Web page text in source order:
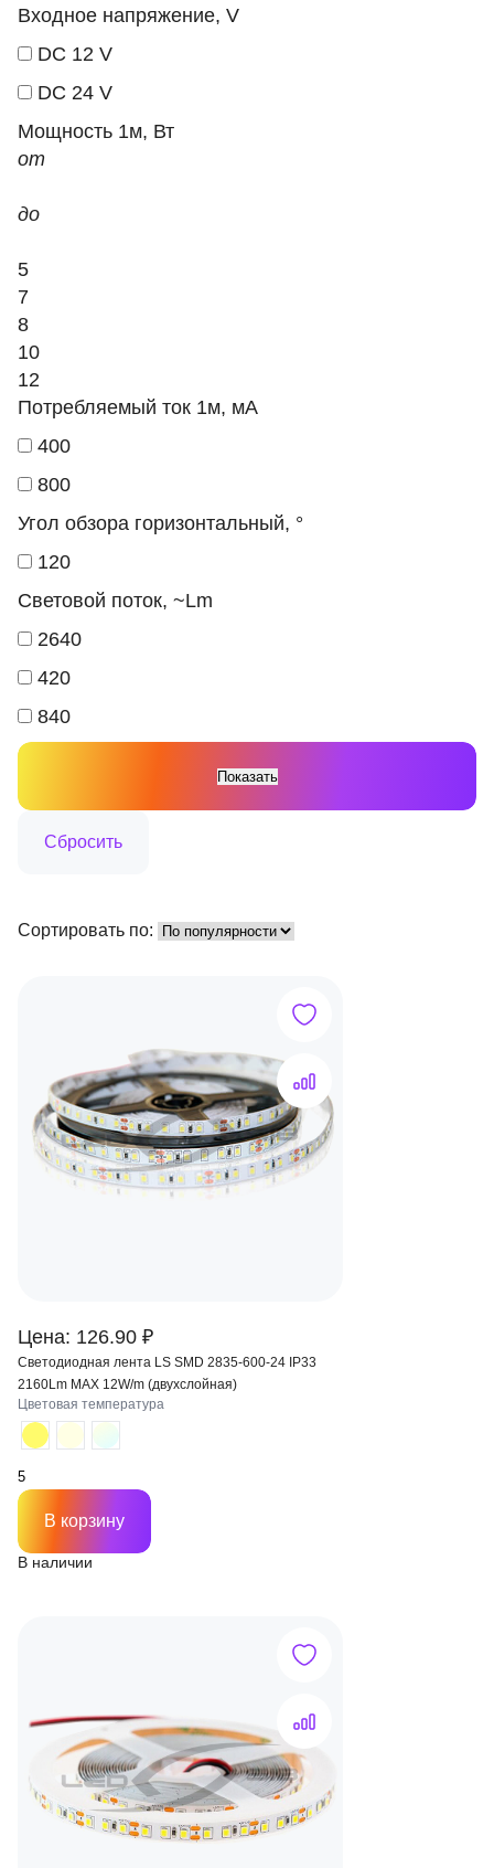
Входное напряжение, V
DC 12 V
DC 24 V
Мощность 1м, Вт
от
до
5
7
8
10
12
Потребляемый ток 1м, мА
400
800
Угол обзора горизонтальный, °
120
Световой поток, ~Lm
2640
420
840
Сортировать по:
Цена: 126.90 ₽
Светодиодная лента LS SMD 2835-600-24 IP33
2160Lm MAX 12W/m (двухслойная)
В наличии
Цветовая температура
В корзину